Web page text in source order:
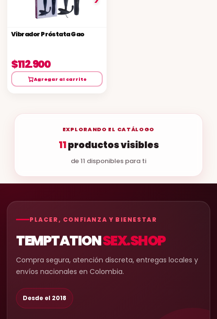
Vibrador Próstata Gao
$112.900
Agregar al carrito
EXPLORANDO EL CATÁLOGO
11productos visibles
de 11 disponibles para ti
PLACER, CONFIANZA Y BIENESTAR
TEMPTATIONSEX.SHOP
Compra segura, atención discreta, entregas locales y
envíos nacionales en Colombia.
Desde el 2018